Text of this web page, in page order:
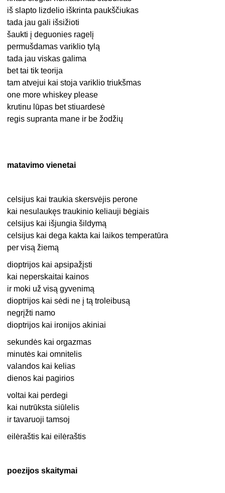
iš slapto lizdelio iškrinta paukščiukas
tada jau gali išsižioti
šaukti į deguonies ragelį
permušdamas variklio tylą
tada jau viskas galima
bet tai tik teorija
tam atvejui kai stoja variklio triukšmas
one more whiskey please
krutinu lūpas bet stiuardesė
regis supranta mane ir be žodžių
matavimo vienetai
celsijus kai traukia skersvėjis perone
kai nesulaukęs traukinio keliauji bėgiais
celsijus kai išjungia šildymą
celsijus kai dega kakta kai laikos temperatūra
per visą žiemą
dioptrijos kai apsipažįsti
kai neperskaitai kainos
ir moki už visą gyvenimą
dioptrijos kai sėdi ne į tą troleibusą
negrįžti namo
dioptrijos kai ironijos akiniai
sekundės kai orgazmas
minutės kai omnitelis
valandos kai kelias
dienos kai pagirios
voltai kai perdegi
kai nutrūksta siūlelis
ir tavaruoji tamsoj
eilėraštis kai eilėraštis
poezijos skaitymai